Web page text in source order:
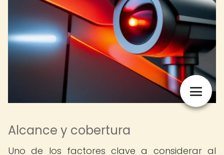
Alcance y cobertura
Uno de los factores clave a considerar al